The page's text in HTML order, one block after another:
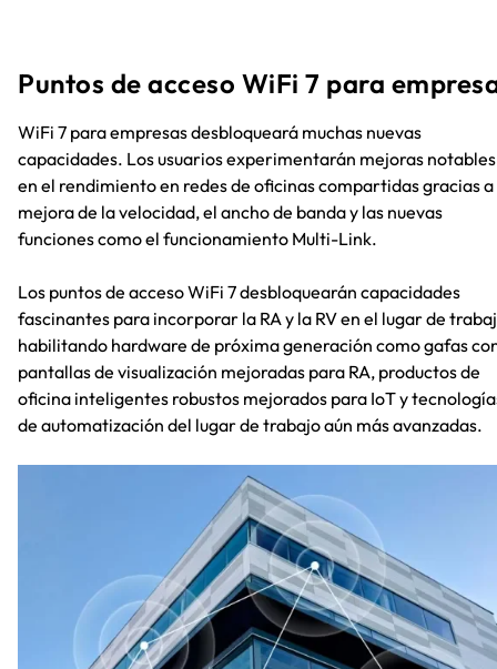
Puntos de acceso WiFi 7 para
WiFi 7 para empresas desbloqueará muchas nuevas
capacidades. Los usuarios experimentarán mejoras notables
en el rendimiento en redes de oficinas compartidas gracias a
mejora de la velocidad, el ancho de banda y las nuevas
funciones como el funcionamiento Multi-Link.
Los puntos de acceso WiFi 7 desbloquearán capacidades
fascinantes para incorporar la RA y la RV en el lugar de
habilitando hardware de próxima generación como gafas
pantallas de visualización mejoradas para RA, productos de
oficina inteligentes robustos mejorados para IoT y
de automatización del lugar de trabajo aún más avanzadas.